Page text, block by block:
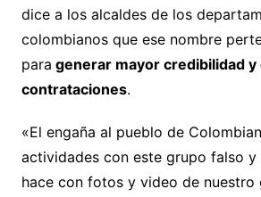
dice a los alcaldes de los
colombianos que ese nombre
para generar mayor credibilidad y
contrataciones.
«El engaña al pueblo de
actividades con este grupo falso
hace con fotos y video de nuestro